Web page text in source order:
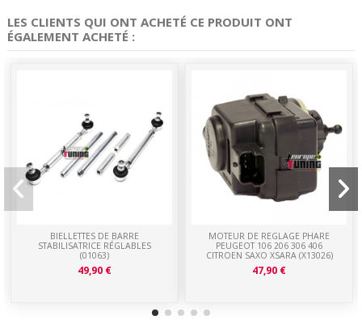
LES CLIENTS QUI ONT ACHETÉ CE PRODUIT ONT
ÉGALEMENT ACHETÉ :
BIELLETTES DE BARRE
STABILISATRICE RÉGLABLES
(01063)
49,90 €
MOTEUR DE REGLAGE PHARE
PEUGEOT 106 206 306 406
CITROEN SAXO XSARA (X13026)
47,90 €